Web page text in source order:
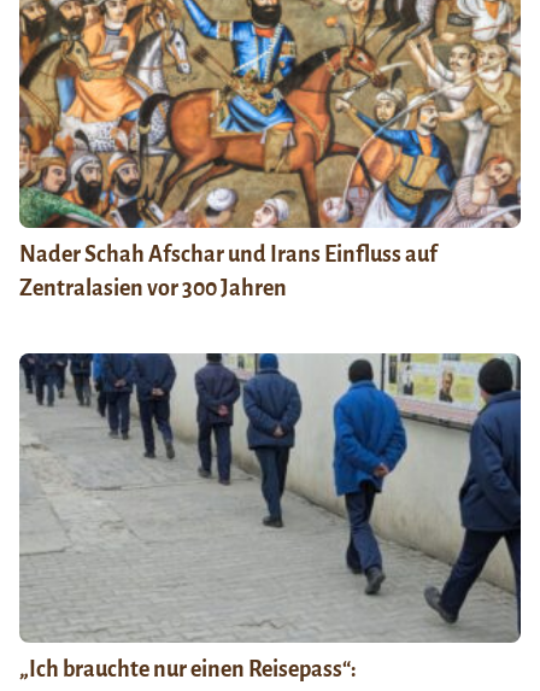
Nader Schah Afschar und Irans Einfluss auf
Zentralasien vor 300 Jahren
„Ich brauchte nur einen Reisepass“: